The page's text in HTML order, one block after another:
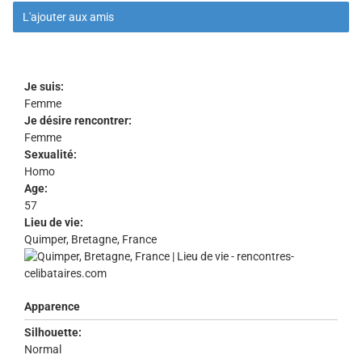
L'ajouter aux amis
Je suis:
Femme
Je désire rencontrer:
Femme
Sexualité:
Homo
Age:
57
Lieu de vie:
Quimper, Bretagne, France
Apparence
Silhouette:
Normal